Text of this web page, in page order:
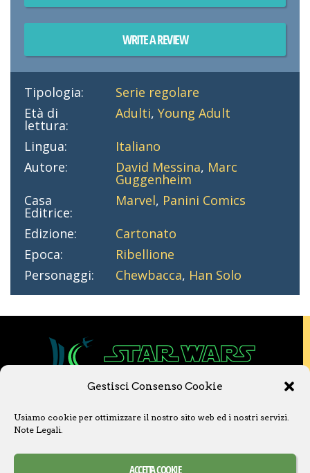
Gestisci Consenso Cookie
Usiamo cookie per ottimizzare il nostro sito web ed i nostri servizi.
Note Legali.
ACCETTA COOKIE
WRITE A REVIEW
Tipologia:
Serie regolare
Età di
lettura:
Adulti,Young Adult
Lingua:
Italiano
Autore:
David Messina, Marc
Guggenheim
Casa
Editrice:
Marvel, Panini Comics
Edizione:
Cartonato
Epoca:
Ribellione
Personaggi:
Chewbacca, Han Solo
Questo sito non è collegato a Lucasfilm LTD o
a The Walt Disney Company o ad altre
Ogni nome, titolo, immagine o qualsiasi altra